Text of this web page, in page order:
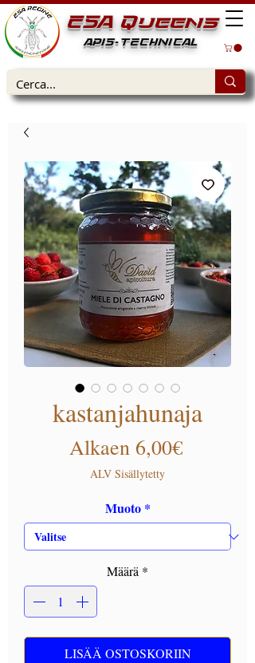
ESA Queens
APIS-TECHNICAL
kastanjahunaja
Alkaen 6,00€Alehinta
ALV Sisällytetty
Muoto *
Määrä *
LISÄÄ OSTOSKORIIN